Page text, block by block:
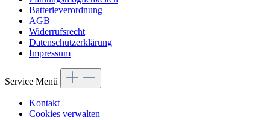
Batterieverordnung
AGB
Widerrufsrecht
Datenschutzerklärung
Impressum
Service Menü
Kontakt
Cookies verwalten